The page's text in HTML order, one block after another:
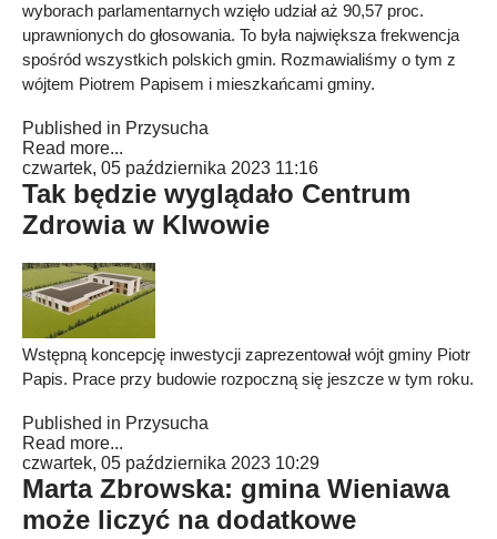
wyborach parlamentarnych wzięło udział aż 90,57 proc.
uprawnionych do głosowania. To była największa frekwencja
spośród wszystkich polskich gmin. Rozmawialiśmy o tym z
wójtem Piotrem Papisem i mieszkańcami gminy.
Published in Przysucha
Read more...
czwartek, 05 października 2023 11:16
Tak będzie wyglądało Centrum
Zdrowia w Klwowie
Wstępną koncepcję inwestycji zaprezentował wójt gminy Piotr
Papis. Prace przy budowie rozpoczną się jeszcze w tym roku.
Published in Przysucha
Read more...
czwartek, 05 października 2023 10:29
Marta Zbrowska: gmina Wieniawa
może liczyć na dodatkowe